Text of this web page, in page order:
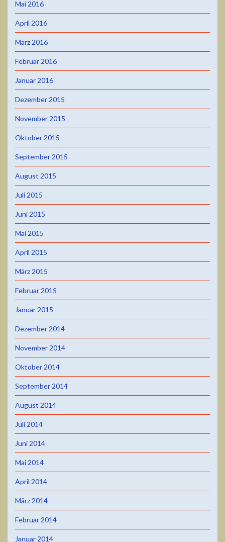
Mai 2016
April 2016
März 2016
Februar 2016
Januar 2016
Dezember 2015
November 2015
Oktober 2015
September 2015
August 2015
Juli 2015
Juni 2015
Mai 2015
April 2015
März 2015
Februar 2015
Januar 2015
Dezember 2014
November 2014
Oktober 2014
September 2014
August 2014
Juli 2014
Juni 2014
Mai 2014
April 2014
März 2014
Februar 2014
Januar 2014